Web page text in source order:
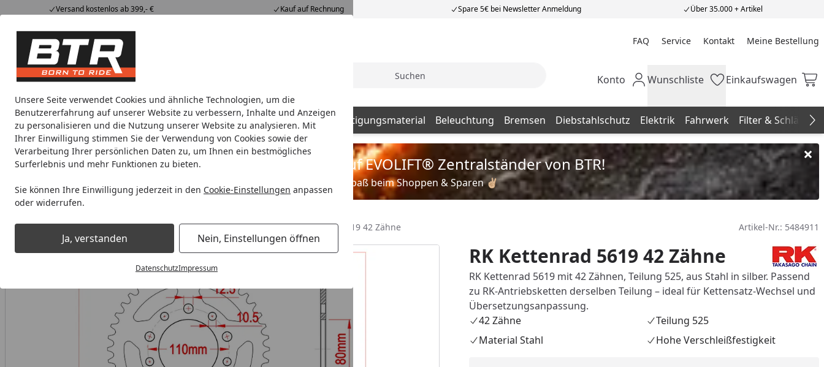
Unsere Seite verwendet Cookies und ähnliche Technologien, um die
Benutzererfahrung auf unserer Website zu verbessern, Inhalte und Anzeigen
zu personalisieren und die Nutzung unserer Website zu analysieren. Mit
Ihrer Einwilligung stimmen Sie der Verwendung von Cookies sowie der
Verarbeitung Ihrer persönlichen Daten zu, um Ihnen ein bestmögliches
Surferlebnis und mehr Funktionen zu bieten.
Sie können Ihre Einwilligung jederzeit in den Cookie-Einstellungen anpassen
oder widerrufen.
Ja, verstanden Nein, Einstellungen öffnen
DatenschutzImpressum
Versand kostenlos ab 399,- € Kauf auf Rechnung Spare 5€ bei Newsletter Anmeldung Über 35.000 + Artikel
Hotline07051 / 9 222 5959
Mi-Fr. 8-12 Uhr FAQ Service Kontakt Meine Bestellung
Meine Bestellung
Alle Produkte
Alle ProdukteMarken Mein Konto
Konto Wunschliste
Wunschliste Einkaufswagen
Einkaufswagen
Motorradteile & Ersatzteile Anbauteile Auspuff Batterien Befestigungsmaterial Beleuchtung Bremsen Diebstahlschutz Elektrik Fahrwerk Filter & Schläuche
Noch 10 Stunden und 1 Minute
Spare bis zu 35% auf EVOLIFT® Zentralständer von BTR!
Viel Spaß beim Shoppen & Sparen ✌🏼
Motorradteile & Ersatzteile Kraftübertragung Kettenrad RK Kettenrad 5619 42 Zähne Artikel-Nr.: 5484911
RK Kettenrad 5619 42 Zähne
RK Kettenrad 5619 mit 42 Zähnen, Teilung 525, aus Stahl in silber. Passend
zu RK-Antriebsketten derselben Teilung – ideal für Kettensatz-Wechsel und
Übersetzungsanpassung.
42 Zähne
Teilung 525
Material Stahl
Hohe Verschleißfestigkeit